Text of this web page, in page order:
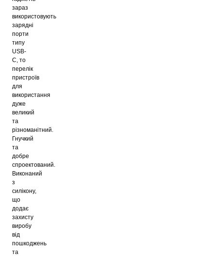
зараз
використовують
зарядні
порти
типу
USB-
C, то
перелік
пристроїв
для
використання
дуже
великий
та
різноманітний.
Гнучкий
та
добре
спроектований.
Виконаний
з
силікону,
що
додає
захисту
виробу
від
пошкоджень
та